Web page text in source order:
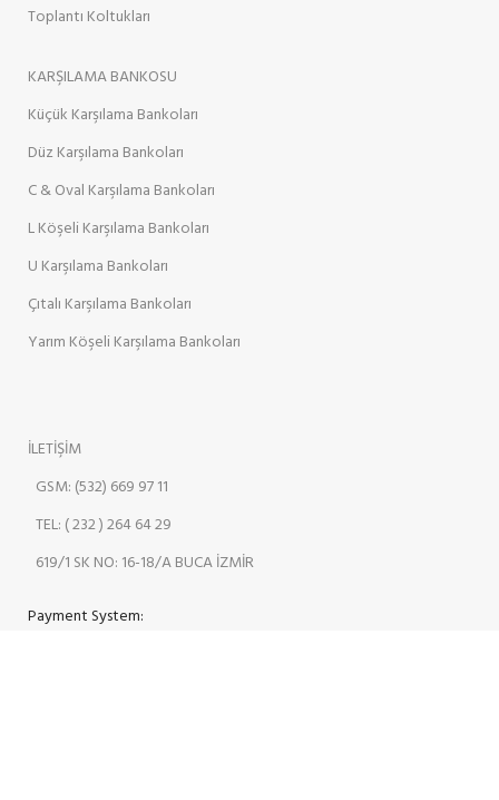
Toplantı Koltukları
KARŞILAMA BANKOSU
Küçük Karşılama Bankoları
Düz Karşılama Bankoları
C & Oval Karşılama Bankoları
L Köşeli Karşılama Bankoları
U Karşılama Bankoları
Çıtalı Karşılama Bankoları
Yarım Köşeli Karşılama Bankoları
İLETİŞİM
GSM: (532) 669 97 11
TEL: ( 232 ) 264 64 29
619/1 SK NO: 16-18/A BUCA İZMİR
Payment System: